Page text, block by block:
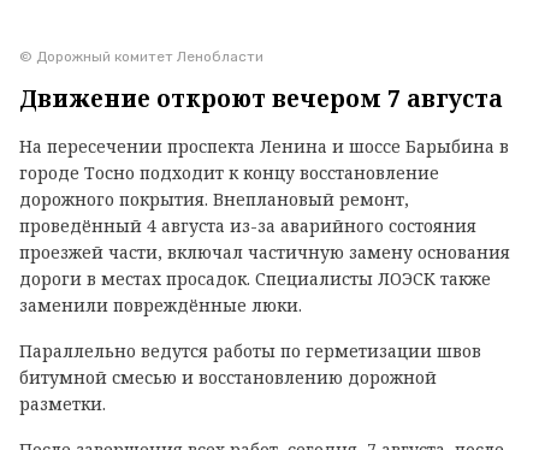
© Дорожный комитет Ленобласти
Движение откроют вечером 7 августа
На пересечении проспекта Ленина и шоссе Барыбина в
городе Тосно подходит к концу восстановление
дорожного покрытия. Внеплановый ремонт,
проведённый 4 августа из-за аварийного состояния
проезжей части, включал частичную замену основания
дороги в местах просадок. Специалисты ЛОЭСК также
заменили повреждённые люки.
Параллельно ведутся работы по герметизации швов
битумной смесью и восстановлению дорожной
разметки.